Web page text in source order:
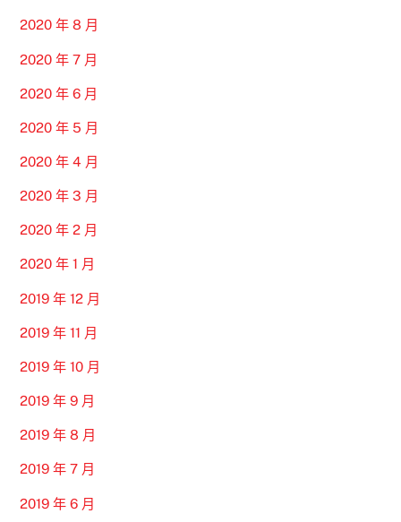
2020 年 8 月
2020 年 7 月
2020 年 6 月
2020 年 5 月
2020 年 4 月
2020 年 3 月
2020 年 2 月
2020 年 1 月
2019 年 12 月
2019 年 11 月
2019 年 10 月
2019 年 9 月
2019 年 8 月
2019 年 7 月
2019 年 6 月